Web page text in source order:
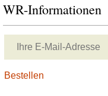
WR-Informationen